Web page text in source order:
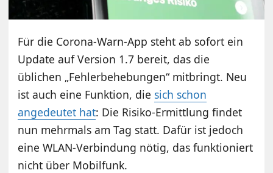
Für die Corona-Warn-App steht ab sofort ein
Update auf Version 1.7 bereit, das die
üblichen „Fehlerbehebungen“ mitbringt. Neu
ist auch eine Funktion, die sich schon
angedeutet hat: Die Risiko-Ermittlung findet
nun mehrmals am Tag statt. Dafür ist jedoch
eine WLAN-Verbindung nötig, das funktioniert
nicht über Mobilfunk.